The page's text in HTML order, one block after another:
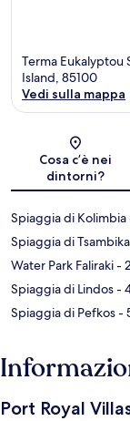
Terma Eukalyptou
Island, 85100
Vedi sulla mappa
Cosa c’è nei
dintorni?
Spiaggia di Kolimbia
Spiaggia di Tsambika
Water Park Faliraki-
Spiaggia di Lindos-
Spiaggia di Pefkos-
Port Royal